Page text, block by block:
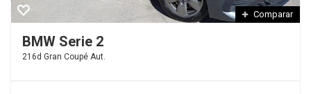
Comparar
BMW Serie 2
216d Gran Coupé Aut.